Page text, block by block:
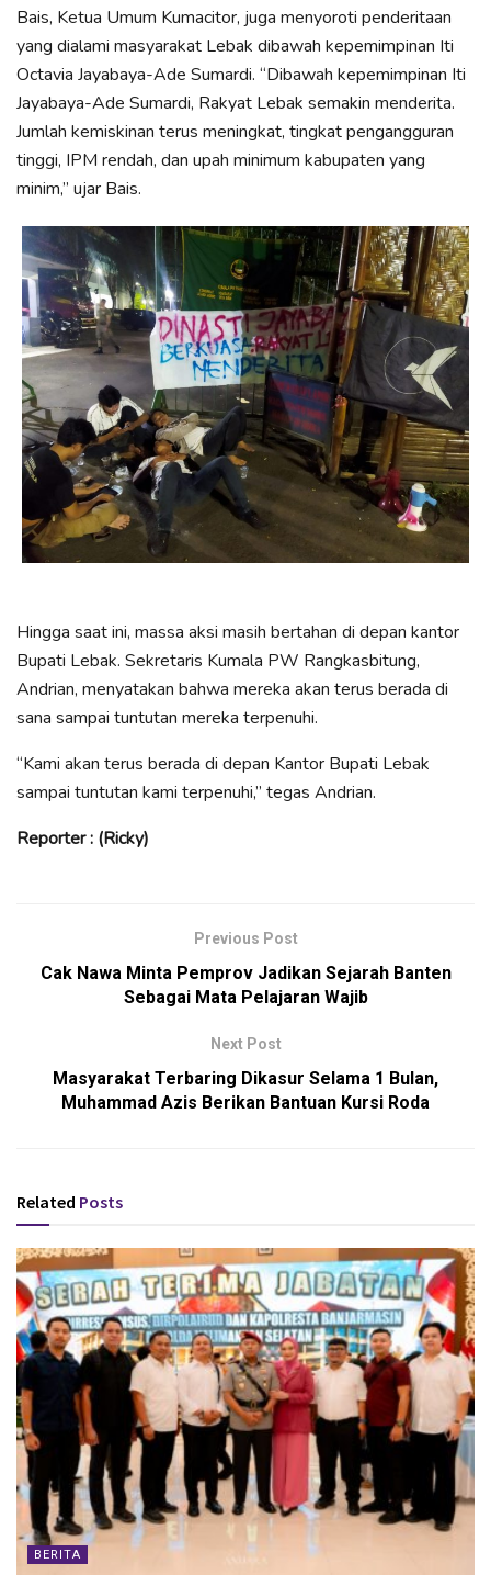
Bais, Ketua Umum Kumacitor, juga menyoroti penderitaan
yang dialami masyarakat Lebak dibawah kepemimpinan Iti
Octavia Jayabaya-Ade Sumardi. “Dibawah kepemimpinan Iti
Jayabaya-Ade Sumardi, Rakyat Lebak semakin menderita.
Jumlah kemiskinan terus meningkat, tingkat pengangguran
tinggi, IPM rendah, dan upah minimum kabupaten yang
minim,” ujar Bais.
Hingga saat ini, massa aksi masih bertahan di depan kantor
Bupati Lebak. Sekretaris Kumala PW Rangkasbitung,
Andrian, menyatakan bahwa mereka akan terus berada di
sana sampai tuntutan mereka terpenuhi.
“Kami akan terus berada di depan Kantor Bupati Lebak
sampai tuntutan kami terpenuhi,” tegas Andrian.
Reporter : (Ricky)
Previous Post
Cak Nawa Minta Pemprov Jadikan Sejarah Banten
Sebagai Mata Pelajaran Wajib
Next Post
Masyarakat Terbaring Dikasur Selama 1 Bulan,
Muhammad Azis Berikan Bantuan Kursi Roda
Related Posts
BERITA